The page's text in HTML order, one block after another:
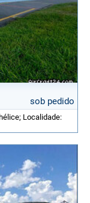
sob pedido
Localidade: